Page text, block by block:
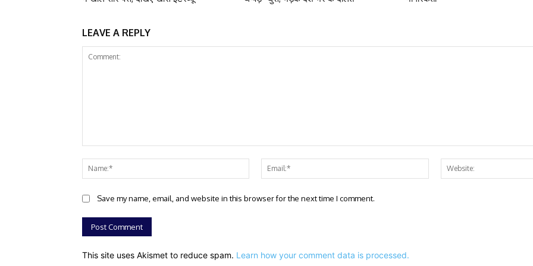
LEAVE A REPLY
Name:*
Email:*
Save my name, email, and website in this browser for the next time I comment.
This site uses Akismet to reduce spam. Learn how your comment data is processed.